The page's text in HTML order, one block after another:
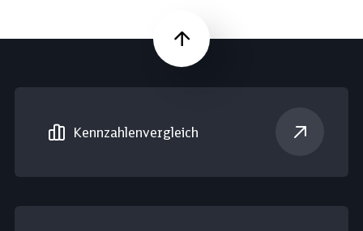
Nach oben
Kennzahlen­vergleich